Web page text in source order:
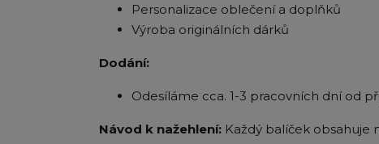
Personalizace oblečení a doplňků
Výroba originálních dárků
Dodání:
Odesíláme cca. 1-3 pracovních dní od
Návod k nažehlení: Každý balíček obsahuje